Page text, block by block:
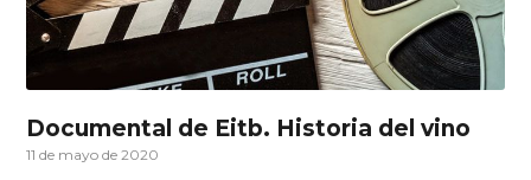
Documental de Eitb. Historia del vino
11 de mayo de 2020